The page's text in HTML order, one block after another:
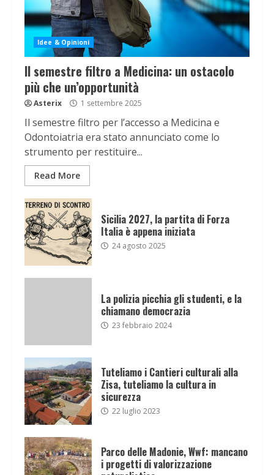
Idee & Opinioni
Il semestre filtro a Medicina: un ostacolo
più che un’opportunità
Asterix 1 settembre 2025
Il semestre filtro per l’accesso a Medicina e
Odontoiatria era stato annunciato come lo
strumento per restituire...
Read More
Sicilia 2027, la partita di Forza
Italia è appena iniziata
24 agosto 2025
La polizia picchia gli studenti, e la
chiamano democrazia
23 febbraio 2024
Tuteliamo i Cantieri culturali alla
Zisa, tuteliamo la cultura in
sicurezza
22 luglio 2023
Parco delle Madonie, Wwf: mancano
i progetti di valorizzazione